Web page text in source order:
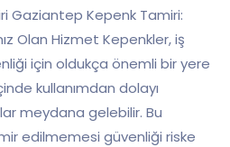
Gaziantep Kepenk Tamiri:
Olan Hizmet Kepenkler, iş
için oldukça önemli bir yere
kullanımdan dolayı
meydana gelebilir. Bu
edilmemesi güvenliği riske